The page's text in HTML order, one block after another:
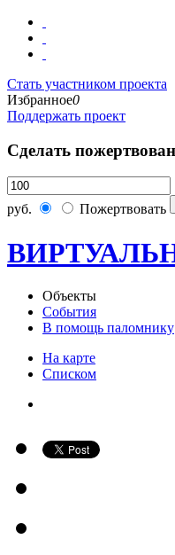
Стать участником проекта
Избранное0
Поддержать проект
Сделать
руб. Пожертвовать
Объекты
События
В помощь паломнику
На карте
Списком